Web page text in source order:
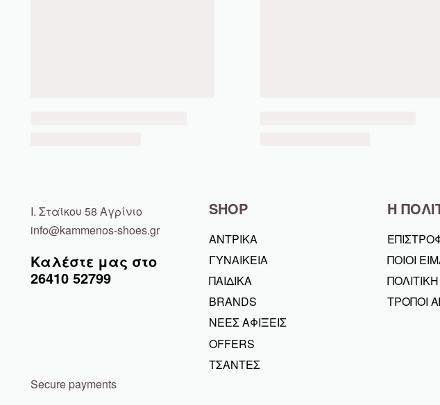
Ι. Σταϊκου 58 Αγρίνιο
info@kammenos-shoes.gr
Καλέστε μας στο
26410 52799
SHOP
ΑΝΤΡΙΚΑ
ΓΥΝΑΙΚΕΙΑ
ΠΑΙΔΙΚΑ
BRANDS
ΝΕΕΣ ΑΦΙΞΕΙΣ
OFFERS
ΤΣΑΝΤΕΣ
Η
ΠΟΙΟΙ
ΤΡΟΠΟΙ
Secure payments